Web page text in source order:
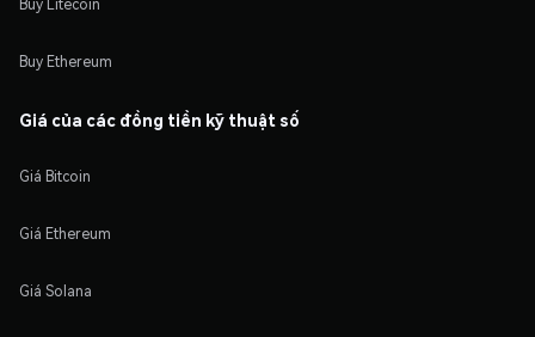
Buy Litecoin
Buy Ethereum
Giá của các đồng tiền kỹ thuật số
Giá Bitcoin
Giá Ethereum
Giá Solana